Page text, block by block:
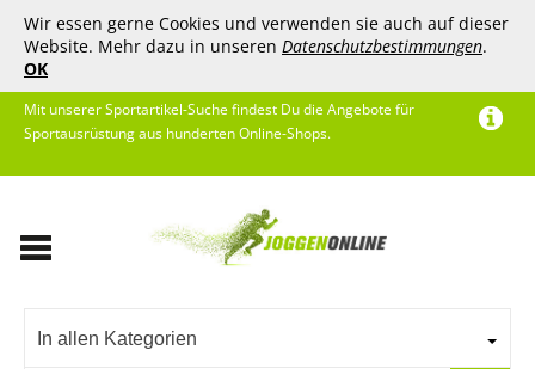
Wir essen gerne Cookies und verwenden sie auch auf dieser
Website. Mehr dazu in unseren Datenschutzbestimmungen.
OK
Mit unserer Sportartikel-Suche findest Du die Angebote für
Sportausrüstung aus hunderten Online-Shops.
In allen Kategorien